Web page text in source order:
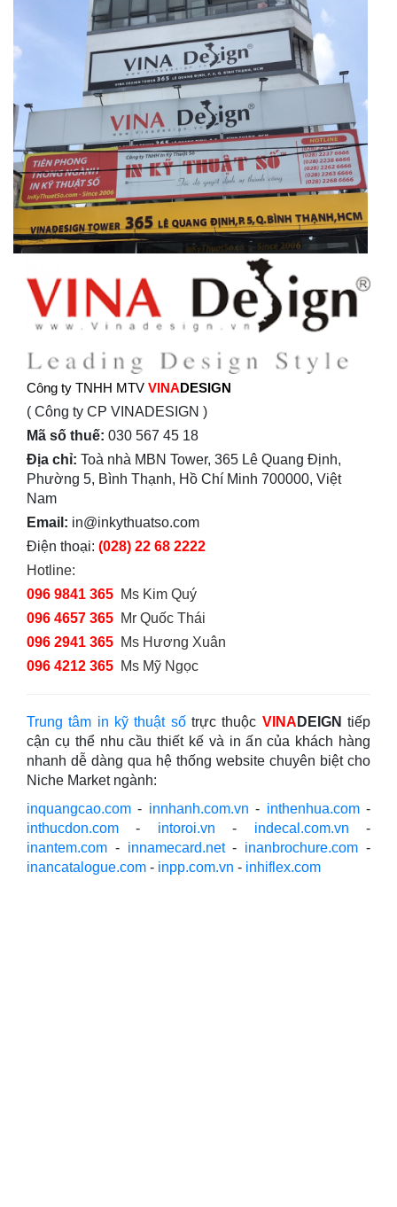
Công ty TNHH MTV VINADESIGN
( Công ty CP VINADESIGN )
Mã số thuế: 030 567 45 18
Địa chỉ: Toà nhà MBN Tower, 365 Lê Quang Định,
Phường 5, Bình Thạnh, Hồ Chí Minh 700000, Việt
Nam
Email: in@inkythuatso.com
Điện thoại: (028) 22 68 2222
Hotline:
096 9841 365 Ms Kim Quý
096 4657 365 Mr Quốc Thái
096 2941 365 Ms Hương Xuân
096 4212 365 Ms Mỹ Ngọc
Trung tâm in kỹ thuật sốtrực thuộc VINA DEIGN tiếp
cận cụ thể nhu cầu thiết kế và in ấn của khách hàng
nhanh dễ dàng qua hệ thống website chuyên biệt cho
Niche Market ngành:
inquangcao.com - innhanh.com.vn - inthenhua.com-
inthucdon.com - intoroi.vn - indecal.com.vn -
inantem.com - innamecard.net- inanbrochure.com -
inancatalogue.com - inpp.com.vn - inhiflex.com